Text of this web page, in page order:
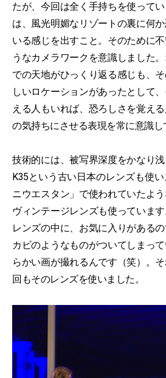
たが、今回は全く手持ちを使って
は、風光明媚なリゾートの裏に何
いる感じを出すこと。そのために
うなカメラワークを意識しました
での天地がひっくり返る感じも、
しいロケーションがあったとして
える人もいれば、恐ろしさを覚え
の気持ちにさせる表現を常に意識し
技術的には、被写界深度をかなり
K35という古い日本のレンズも使
ニウエスタン」で使われていたよ
ヴィンテージレンズも使っていま
レンズの中に、お気に入りがある
カビのようなものがついてしまっ
らかい画が撮れるんです（笑）。
回もそのレンズを使いました。